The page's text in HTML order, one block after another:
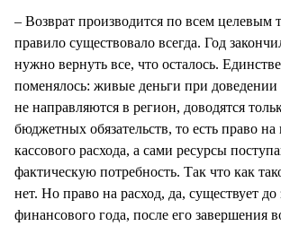
– Возврат производится по всем целевым
правило существовало всегда. Год
нужно вернуть все, что осталось.
поменялось: живые деньги при доведении
не направляются в регион, доводятся
бюджетных обязательств, то есть право на
кассового расхода, а сами ресурсы
фактическую потребность. Так что как
нет. Но право на расход, да, существует
финансового года, после его завершения